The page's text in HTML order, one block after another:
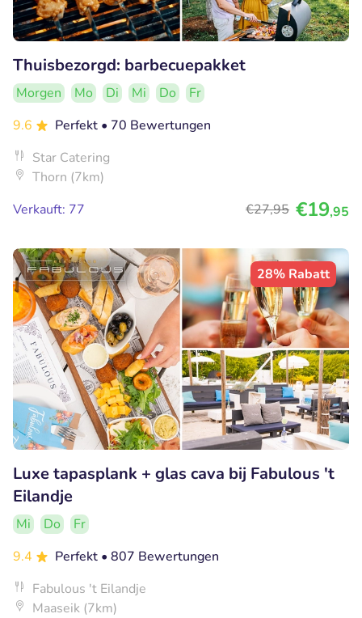
Thuisbezorgd: barbecuepakket
Morgen Mo Di Mi Do
Fr
9.6
Perfekt • 70 Bewertungen
Star Catering
Thorn (7km)
Verkauft: 77
€27,95 €19,95
28% Rabatt
Luxe tapasplank + glas cava bij Fabulous 't
Eilandje
Mi Do
Fr
9.4
Perfekt • 807 Bewertungen
Fabulous 't Eilandje
Maaseik (7km)